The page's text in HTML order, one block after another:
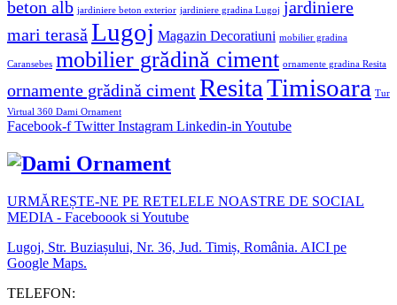
beton alb jardiniere beton exterior jardiniere gradina Lugoj jardiniere
mari terasă Lugoj Magazin Decoratiuni mobilier gradina
Caransebes mobilier grădină ciment ornamente gradina Resita
ornamente grădină cimentResitaTimisoara Tur
Virtual 360 Dami Ornament
Facebook-f Twitter Instagram Linkedin-in Youtube
URMĂREȘTE-NE PE RETELELE NOASTRE DE SOCIAL
MEDIA - Faceboook si Youtube
Lugoj, Str. Buziașului, Nr. 36, Jud. Timiș, România. AICI pe
Google Maps.
TELEFON: